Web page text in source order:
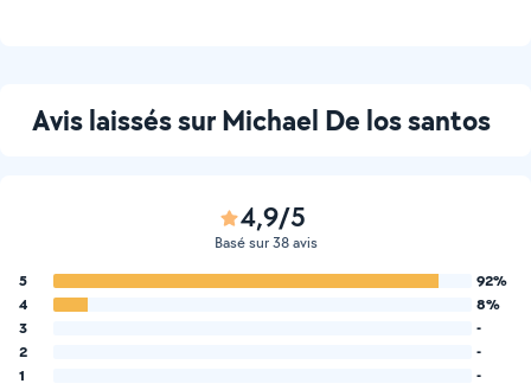
Avis laissés sur Michael De los santos
4,9/5
Basé sur 38 avis
5
92%
4
8%
3
-
2
-
1
-